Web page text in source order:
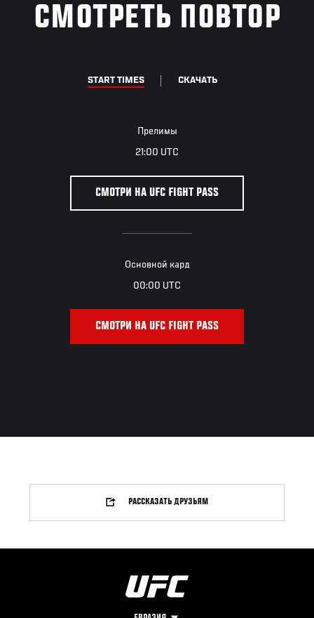
СМОТРЕТЬ ПОВТОР
START TIMES СКАЧАТЬ
Прелимы
21:00 UTC
СМОТРИ НА UFC FIGHT PASS
Основной кард
00:00 UTC
СМОТРИ НА UFC FIGHT PASS
РАССКАЗАТЬ ДРУЗЬЯМ